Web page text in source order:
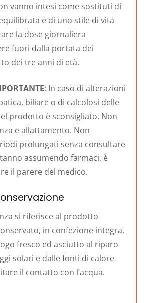
vanno intesi come sostituti di
e di uno stile di vita
la dose giornaliera
fuori dalla portata dei
dei tre anni di età.
: In caso di alterazioni
biliare o di calcolosi delle
prodotto è sconsigliato. Non
e allattamento. Non
prolungati senza consultare
assumendo farmaci, è
il parere del medico.
si riferisce al prodotto
in confezione integra.
fresco ed asciutto al riparo
solari e dalle fonti di calore
il contatto con l’acqua.